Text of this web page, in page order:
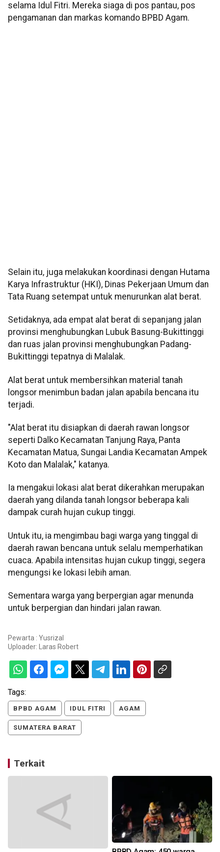
selama Idul Fitri. Mereka siaga di pos pantau, pos
pengamanan dan markas komando BPBD Agam.
Selain itu, juga melakukan koordinasi dengan Hutama
Karya Infrastruktur (HKI), Dinas Pekerjaan Umum dan
Tata Ruang setempat untuk menurunkan alat berat.
Setidaknya, ada empat alat berat di sepanjang jalan
provinsi menghubungkan Lubuk Basung-Bukittinggi
dan ruas jalan provinsi menghubungkan Padang-
Bukittinggi tepatnya di Malalak.
Alat berat untuk membersihkan material tanah
longsor menimbun badan jalan apabila bencana itu
terjadi.
"Alat berat itu disiapkan di daerah rawan longsor
seperti Dalko Kecamatan Tanjung Raya, Panta
Kecamatan Matua, Sungai Landia Kecamatan Ampek
Koto dan Malalak," katanya.
Ia mengakui lokasi alat berat dikerahkan merupakan
daerah yang dilanda tanah longsor beberapa kali
dampak curah hujan cukup tinggi.
Untuk itu, ia mengimbau bagi warga yang tinggal di
daerah rawan bencana untuk selalu memperhatikan
cuaca. Apabila intensitas hujan cukup tinggi, segera
mengungsi ke lokasi lebih aman.
Sementara warga yang berpergian agar menunda
untuk berpergian dan hindari jalan rawan.
Pewarta : Yusrizal
Uploader:
Laras Robert
Tags:
BPBD AGAM IDUL FITRI AGAM
SUMATERA BARAT
Terkait